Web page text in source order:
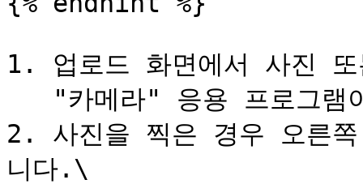
1. 업로드 화면에서 사진
2. 사진을 찍은 경우 오른
니다.\